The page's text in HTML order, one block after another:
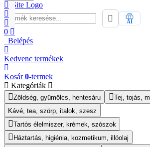
0
AI
Belépés
Kedvenc termékek
Kosár 0-termek
Kategóriák
Zöldség, gyümölcs, hentesáru
Tej, tojás,
Kávé, tea, szörp, italok, szesz
Tartós élelmiszer, krémek, szószok
Háztartás, higiénia, kozmetikum, illóolaj